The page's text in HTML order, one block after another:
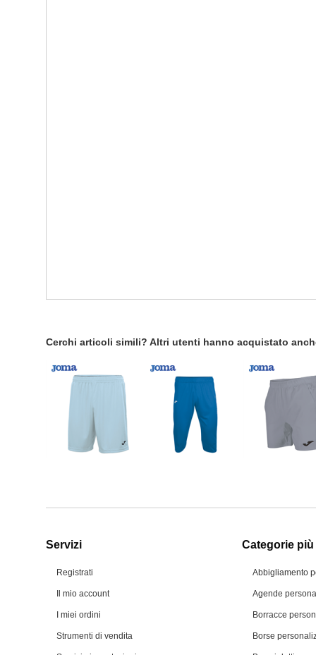
Cerchi articoli simili? Altri utenti hanno acquistato
Servizi
Registrati
Il mio account
I miei ordini
Strumenti di vendita
Categorie
Abbigliamento
Agende
Borracce
Borse